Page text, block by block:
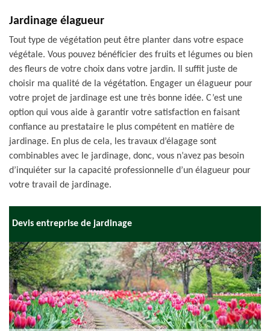
Jardinage élagueur
Tout type de végétation peut être planter dans votre espace
végétale. Vous pouvez bénéficier des fruits et légumes ou bien
des fleurs de votre choix dans votre jardin. Il suffit juste de
choisir ma qualité de la végétation. Engager un élagueur pour
votre projet de jardinage est une très bonne idée. C’est une
option qui vous aide à garantir votre satisfaction en faisant
confiance au prestataire le plus compétent en matière de
jardinage. En plus de cela, les travaux d’élagage sont
combinables avec le jardinage, donc, vous n’avez pas besoin
d’inquiéter sur la capacité professionnelle d’un élagueur pour
votre travail de jardinage.
Devis entreprise de jardinage